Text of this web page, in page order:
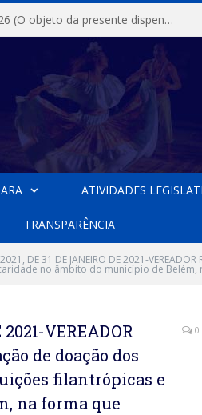
DISPENSA DE LICITAÇÃO Nº 03/2026 (O objeto da presente dispensa é a escolha da proposta mais vantajosa para a aquisição, de aparelhos de ar condicionado, tipo Split, com material de instalação e fogão industrial, conforme condições, quantidades e exigências estabelecidas no termo de referencia e neste aviso de contratação direta e seus anexos)
ATIVIDADES
TRANSPARÊNCIA
2021, DE 31 DE JANEIRO DE 2021-
no âmbito do município de Belém,
2021-VEREADOR
de doação dos
filantrópicas e
na forma que
0